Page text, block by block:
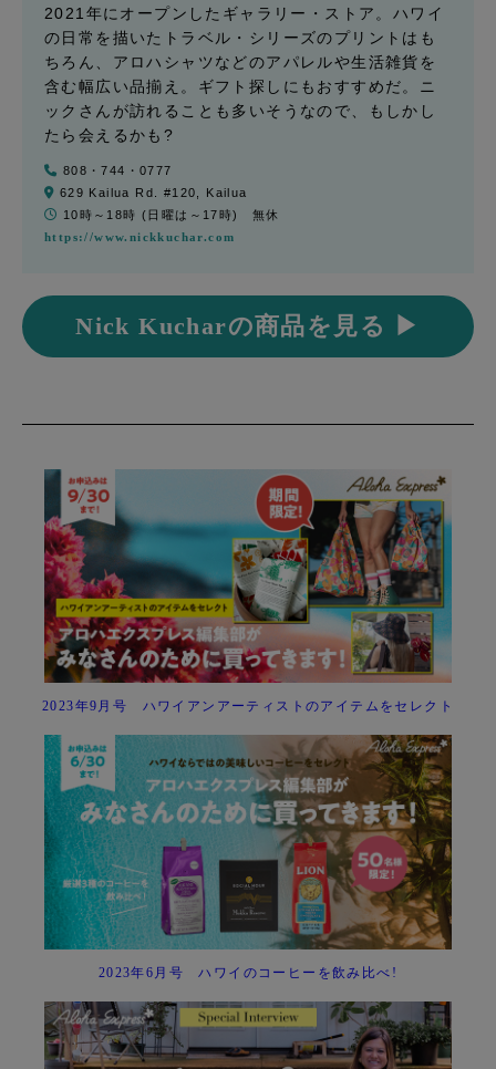
2021年にオープンしたギャラリー・ストア。ハワイ
の日常を描いたトラベル・シリーズのプリントはも
ちろん、アロハシャツなどのアパレルや生活雑貨を
含む幅広い品揃え。ギフト探しにもおすすめだ。ニ
ックさんが訪れることも多いそうなので、もしかし
たら会えるかも?
808・744・0777
629 Kailua Rd. #120, Kailua
10時～18時 (日曜は～17時) 無休
https://www.nickkuchar.com
Nick Kucharの商品を見る ▶
2023年9月号 ハワイアンアーティストのアイテムをセレクト
2023年6月号 ハワイのコーヒーを飲み比べ!